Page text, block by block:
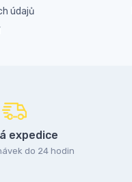
údajů
expedice
do 24 hodin